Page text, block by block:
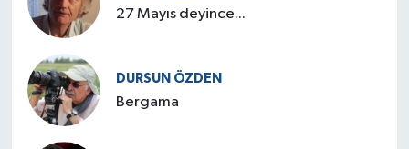
27 Mayıs deyince...
DURSUN ÖZDEN
Bergama